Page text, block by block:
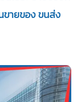
ขายของ ขนส่ง